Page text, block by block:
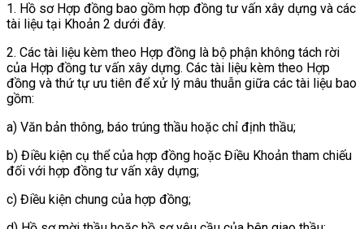
1. Hồ sơ Hợp đồng bao gồm hợp đồng tư vấn xây dựng và các
tài liệu tại Khoản 2 dưới đây.
2. Các tài liệu kèm theo Hợp đồng là bộ phận không tách rời
của Hợp đồng tư vấn xây dựng. Các tài liệu kèm theo Hợp
đồng và thứ tự ưu tiên để xử lý mâu thuẫn giữa các tài liệu bao
gồm:
a) Văn bản thông, báo trúng thầu hoặc chỉ định thầu;
b) Điều kiện cụ thể của hợp đồng hoặc Điều Khoản tham chiếu
đối với hợp đồng tư vấn xây dựng;
c) Điều kiện chung của hợp đồng;